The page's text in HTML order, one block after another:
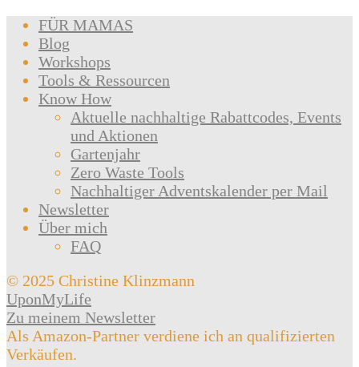
FÜR MAMAS
Blog
Workshops
Tools & Ressourcen
Know How
Aktuelle nachhaltige Rabattcodes, Events
und Aktionen
Gartenjahr
Zero Waste Tools
Nachhaltiger Adventskalender per Mail
Newsletter
Über mich
FAQ
© 2025 Christine Klinzmann
UponMyLife
Zu meinem Newsletter
Als Amazon-Partner verdiene ich an qualifizierten
Verkäufen.